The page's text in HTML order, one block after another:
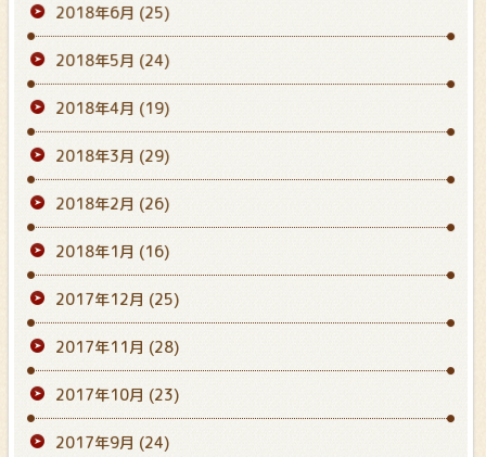
2018年6月 (25)
2018年5月 (24)
2018年4月 (19)
2018年3月 (29)
2018年2月 (26)
2018年1月 (16)
2017年12月 (25)
2017年11月 (28)
2017年10月 (23)
2017年9月 (24)